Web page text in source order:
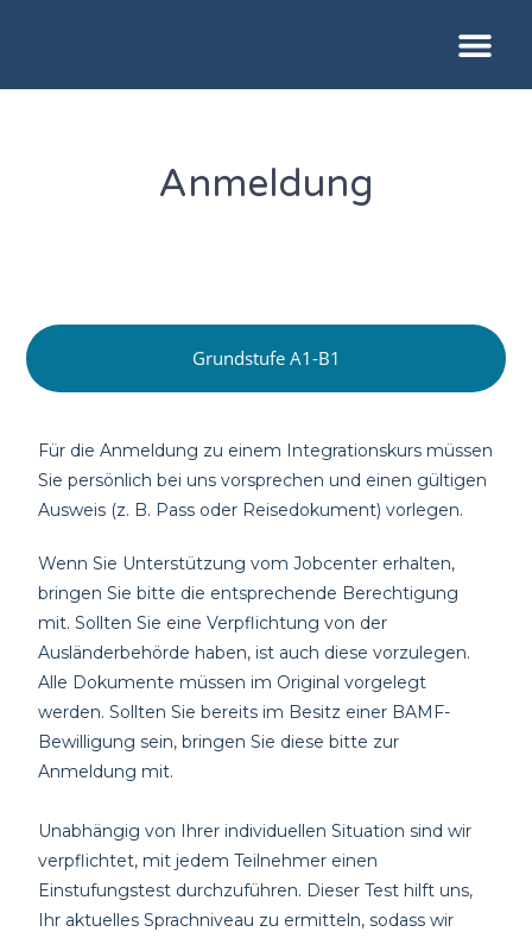
Anmeldung
Grundstufe A1-B1
Für die Anmeldung zu einem Integrationskurs müssen
Siepersönlichbei uns vorsprechen und einen gültigen
Ausweis (z. B. Pass oder Reisedokument) vorlegen.
Wenn Sie Unterstützung vom Jobcenter erhalten,
bringen Sie bitte die entsprechende Berechtigung
mit. Sollten Sie eineVerpflichtungvon der
Ausländerbehörde haben, ist auch diese vorzulegen.
Alle Dokumente müssen im Original vorgelegt
werden. Sollten Sie bereits im Besitz einer BAMF-
Bewilligungsein, bringen Sie diese bitte zur
Anmeldung mit.
Unabhängig von Ihrer individuellen Situation sind wir
verpflichtet, mit jedem Teilnehmer einen
Einstufungstest durchzuführen. Dieser Test hilft uns,
Ihr aktuelles Sprachniveau zu ermitteln, sodass wir